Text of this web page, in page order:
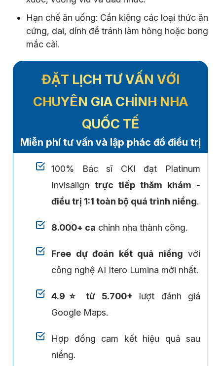
Hạn chế ăn uống: Cần kiêng các loại thức ăn
cứng, dai, dính để tránh làm hỏng hoặc bong
mắc cài.
ĐẶT LỊCH TƯ VẤN VỚI
CHUYÊN GIA CHỈNH NHA
QUỐC TẾ
Miễn phí tư vấn và lập phác đồ điều trị
100% Bác sĩ CKI đạt Platinum
Invisalign trực tiếp thăm khám -
điều trị 1:1 toàn bộ quá trình niềng.
8.000+ ca chỉnh nha thành công.
Free dự đoán kết quả niềng với
công nghệ AI Itero Lumina mới nhất.
4.9⭐ từ 5.700+ lượt đánh giá
Google Maps.
Hợp đồng cam kết hiệu quả sau
niềng.